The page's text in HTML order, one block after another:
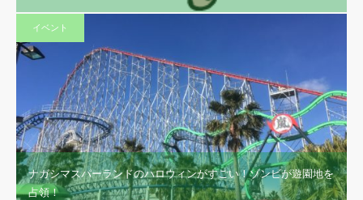
イベント
ナガシマスパーランドのハロウィンがすごい！ゾンビが遊園地を
占領！